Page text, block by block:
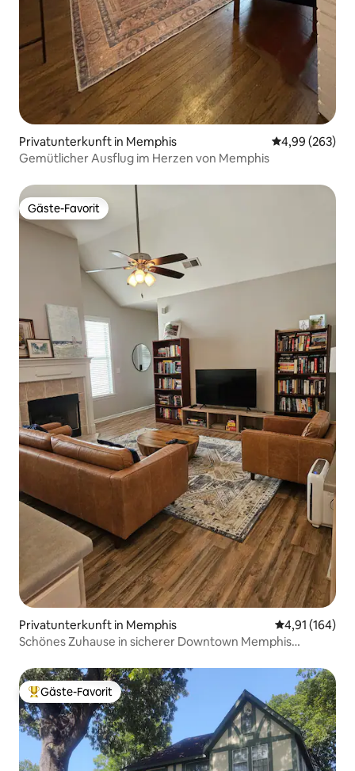
Privatunterkunft in Memphis
4,99 (263)
Gemütlicher Ausflug im Herzen von Memphis
Gäste-Favorit
Gäste-Favorit
Privatunterkunft in Memphis
4,91 (164)
Schönes Zuhause in sicherer Downtown Memphis
Beliebter Gäste-Favorit.
Gäste-Favorit